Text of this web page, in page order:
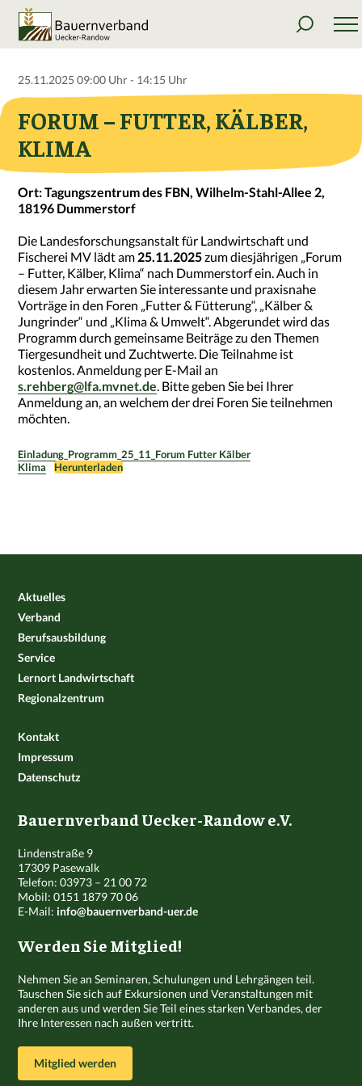
25.11.2025 09:00 Uhr - 14:15 Uhr
FORUM – FUTTER, KÄLBER,
KLIMA
Ort: Tagungszentrum des FBN, Wilhelm-Stahl-Allee 2,
18196 Dummerstorf
Die Landesforschungsanstalt für Landwirtschaft und
Fischerei MV lädt am 25.11.2025zum diesjährigen „Forum
– Futter, Kälber, Klima“ nach Dummerstorf ein. Auch in
diesem Jahr erwarten Sie interessante und praxisnahe
Vorträge in den Foren „Futter & Fütterung“, „Kälber &
Jungrinder“ und „Klima & Umwelt“. Abgerundet wird das
Programm durch gemeinsame Beiträge zu den Themen
Tiergesundheit und Zuchtwerte. Die Teilnahme ist
kostenlos. Anmeldung per E-Mail an
s.rehberg@lfa.mvnet.de. Bitte geben Sie bei Ihrer
Anmeldung an, an welchem der drei Foren Sie teilnehmen
möchten.
Einladung_Programm_25_11_Forum Futter Kälber
Klima
Herunterladen
Aktuelles
Verband
Berufsausbildung
Service
Lernort Landwirtschaft
Regionalzentrum
Kontakt
Impressum
Datenschutz
Bauernverband Uecker-Randow e.V.
Lindenstraße 9
17309 Pasewalk
Telefon: 03973 – 21 00 72
Mobil: 0151 1879 70 06
E-Mail:info@bauernverband-uer.de
Werden Sie Mitglied!
Nehmen Sie an Seminaren, Schulungen und Lehrgängen teil.
Tauschen Sie sich auf Exkursionen und Veranstaltungen mit
anderen aus und werden Sie Teil eines starken Verbandes, der
Ihre Interessen nach außen vertritt.
Mitglied werden